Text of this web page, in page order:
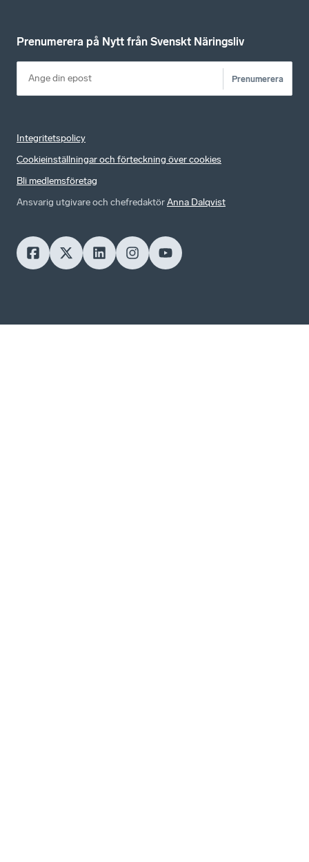
Prenumerera på Nytt från Svenskt Näringsliv
Prenumerera
Integritetspolicy
Cookieinställningar och förteckning över cookies
Bli medlemsföretag
Ansvarig utgivare och chefredaktörAnna Dalqvist